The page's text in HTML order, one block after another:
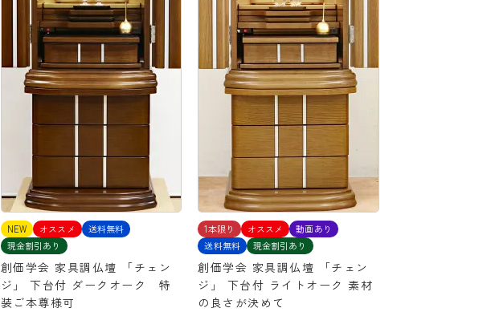
NEW オススメ
送料無料
現金割引あり
創価学会 家具調仏壇 「チェン
ジ」 下台付 ダークオーク 特
装ご本尊様可
1本限り オススメ
動画あり
送料無料
現金割引あり
創価学会 家具調仏壇 「チェン
ジ」 下台付 ライトオーク 素材
の良さが決めて